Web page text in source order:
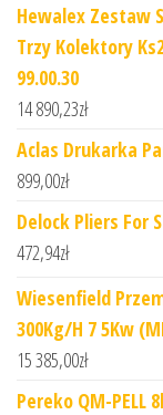
Hewalex Zestaw
Trzy Kolektory
99.00.30
14 890,23zł
Aclas Drukarka
899,00zł
Delock Pliers For
472,94zł
Wiesenfield
300Kg/H 7 5Kw
15 385,00zł
Pereko QM-PELL